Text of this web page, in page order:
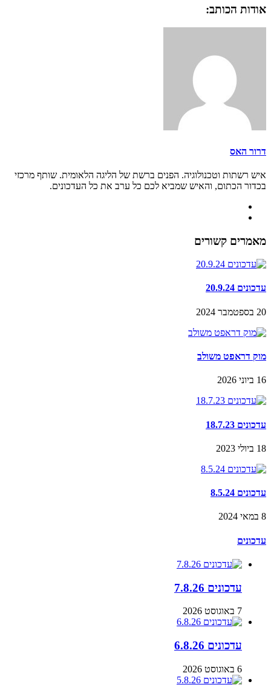
אודות הכותב:
דרור האס
איש רשתות וטכנולוגיה. הפנים ברשת של הליגה הלאומית. שותף מרכזי
בכדור הכתום, והאיש שמביא לכם כל ערב את כל העדכונים.
מאמרים קשורים
עדכונים 20.9.24
20 בספטמבר 2024
מוק דראפט משולב
16 ביוני 2026
עדכונים 18.7.23
18 ביולי 2023
עדכונים 8.5.24
8 במאי 2024
עדכונים
עדכונים 7.8.26
7 באוגוסט 2026
עדכונים 6.8.26
6 באוגוסט 2026